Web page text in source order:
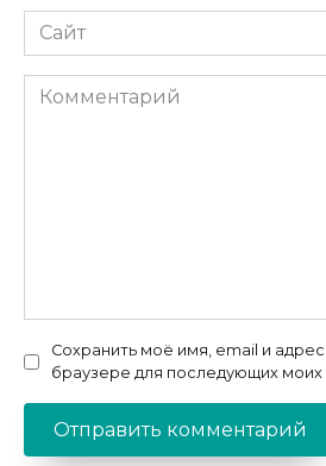
Сайт
Комментарий
Сохранить моё имя, email и
браузере для последующих